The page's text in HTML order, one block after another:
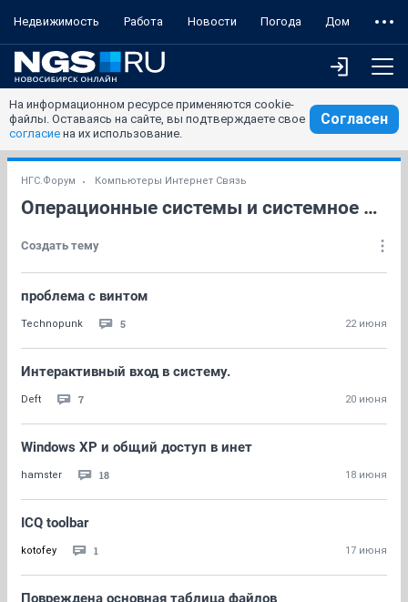
Недвижимость Работа Новости Погода Дом
На информационном ресурсе применяются cookie-
файлы. Оставаясь на сайте, вы подтверждаете свое
согласие на их использование.
Согласен
НГС.Форум Компьютеры Интернет Связь
Операционные системы и системное ПО
Создать тему
проблема с винтом
Technopunk 5 22 июня
Интерактивный вход в систему.
Deft 7 20 июня
Windows XP и общий доступ в инет
hamster 18 18 июня
ICQ toolbar
kotofey 1 17 июня
Повреждена основная таблица файлов